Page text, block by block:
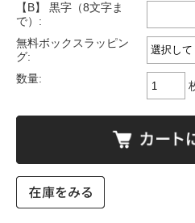
【B】 黒字（8文字ま
で）:
無料ボックスラッピン
グ:
数量: